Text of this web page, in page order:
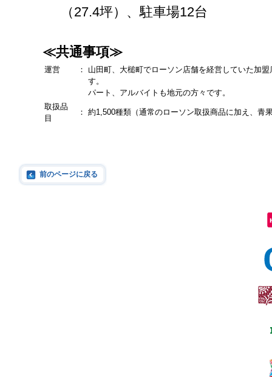
（27.4坪）、駐車場12台
≪共通事項≫
運営 ：
山田町、大槌町でローソン店舗を経営していた加
す。
パート、アルバイトも地元の方々です。
取扱品
目
： 約1,500種類（通常のローソン取扱商品に加え、青
前のページに戻る